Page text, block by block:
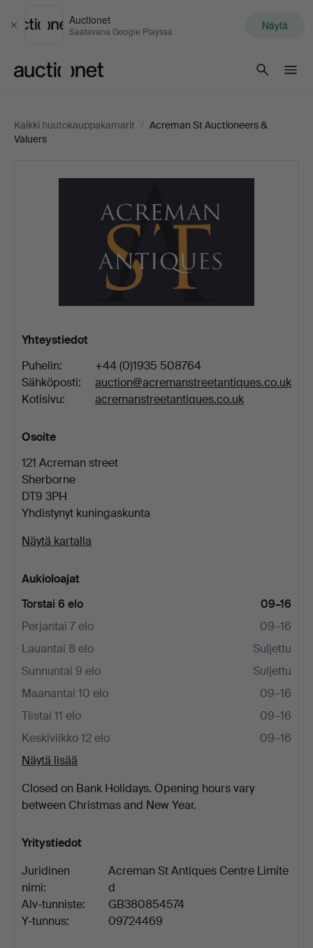
Sulje
Auctionet
Saatavana Google Playssa Näytä
Kaikki huutokauppakamarit / Acreman St Auctioneers &
Valuers
Acreman
Auctioneers
Valuers
Yhteystiedot
Puhelin:
+44 (0)1935 508764
Sähköposti:
auction@acremanstreetantiques.co.uk
Kotisivu:
acremanstreetantiques.co.uk
Osoite
121 Acreman street
Sherborne
DT9 3PH
Yhdistynyt kuningaskunta
Näytä kartalla
Aukioloajat
Torstai 6 elo
09–16
Perjantai 7 elo
09–16
Lauantai 8 elo
Suljettu
Sunnuntai 9 elo
Suljettu
Maanantai 10 elo
09–16
Tiistai 11 elo
09–16
Keskiviikko 12 elo
09–16
Näytä lisää
Closed on Bank Holidays. Opening hours vary
between Christmas and New Year.
Yritystiedot
Juridinen
nimi:
Acreman St Antiques Centre Limite
d
Alv-tunniste:
GB380854574
Y-tunnus:
09724469